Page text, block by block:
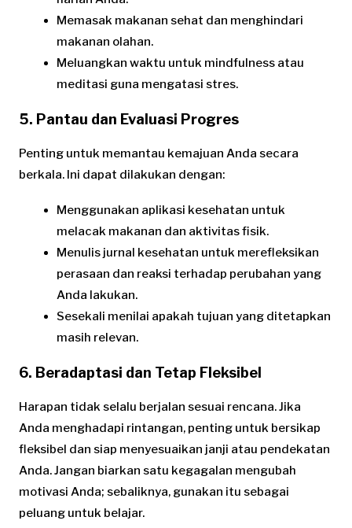
Memasak makanan sehat dan menghindari
makanan olahan.
Meluangkan waktu untuk mindfulness atau
meditasi guna mengatasi stres.
5. Pantau dan Evaluasi Progres
Penting untuk memantau kemajuan Anda secara
berkala. Ini dapat dilakukan dengan:
Menggunakan aplikasi kesehatan untuk
melacak makanan dan aktivitas fisik.
Menulis jurnal kesehatan untuk merefleksikan
perasaan dan reaksi terhadap perubahan yang
Anda lakukan.
Sesekali menilai apakah tujuan yang ditetapkan
masih relevan.
6. Beradaptasi dan Tetap Fleksibel
Harapan tidak selalu berjalan sesuai rencana. Jika
Anda menghadapi rintangan, penting untuk bersikap
fleksibel dan siap menyesuaikan janji atau pendekatan
Anda. Jangan biarkan satu kegagalan mengubah
motivasi Anda; sebaliknya, gunakan itu sebagai
peluang untuk belajar.